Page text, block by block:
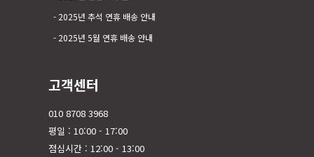
2025년 추석 연휴 배송 안내
2025년 5월 연휴 배송 안내
고객센터
010 8708 3968
평일 : 10:00 - 17:00
점심시간 : 12:00 - 13:00